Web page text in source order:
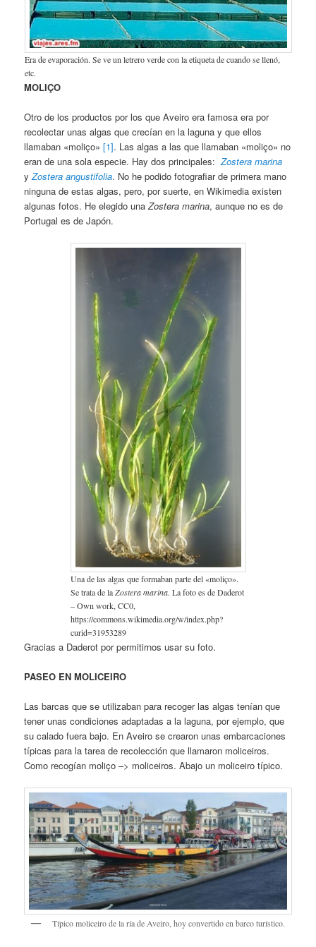
Era de evaporación. Se ve un letrero verde con la etiqueta de cuando se llenó,
etc.
MOLIÇO
Otro de los productos por los que Aveiro era famosa era por
recolectar unas algas que crecían en la laguna y que ellos
llamaban «moliço» [1]. Las algas a las que llamaban «moliço» no
eran de una sola especie. Hay dos principales:Zostera marina
yZostera angustifolia. No he podido fotografiar de primera mano
ninguna de estas algas, pero, por suerte, en Wikimedia existen
algunas fotos. He elegido unaZostera marina, aunque no es de
Portugal es de Japón.
Una de las algas que formaban parte del «moliço».
Se trata de la Zostera marina. La foto es de Daderot
– Own work, CC0,
https://commons.wikimedia.org/w/index.php?
curid=31953289
Gracias a Daderot por permitirnos usar su foto.
PASEO EN MOLICEIRO
Las barcas que se utilizaban para recoger las algas tenían que
tener unas condiciones adaptadas a la laguna, por ejemplo, que
su calado fuera bajo. En Aveiro se crearon unas embarcaciones
típicas para la tarea de recolección que llamaron moliceiros.
Como recogían moliço –> moliceiros. Abajo un moliceiro típico.
Típico moliceiro de la ría de Aveiro, hoy convertido en barco turístico.